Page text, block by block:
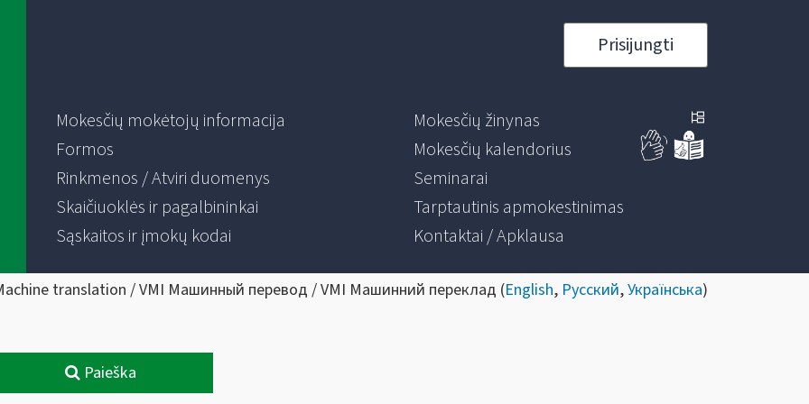
Prisijungti
Mokesčių mokėtojų informacija
Formos
Rinkmenos / Atviri duomenys
Skaičiuoklės ir pagalbininkai
Sąskaitos ir įmokų kodai
Mokesčių žinynas
Mokesčių kalendorius
Seminarai
Tarptautinis apmokestinimas
Kontaktai / Apklausa
translation / VMI Машинный перевод / VMI Машинний переклад (English, Русский,Українська)
Paieška